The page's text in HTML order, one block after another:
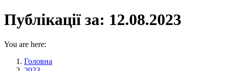
Публікації за: 12.08.2023
You are here:
Головна